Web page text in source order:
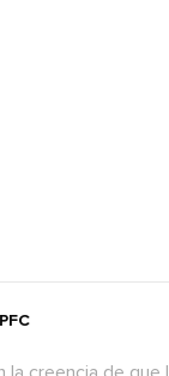
la creencia de